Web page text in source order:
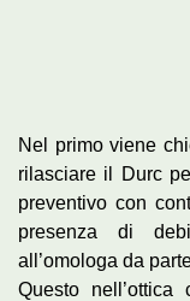
Nel primo viene
rilasciare il Durc
preventivo con
presenza di
all’omologa da
Questo